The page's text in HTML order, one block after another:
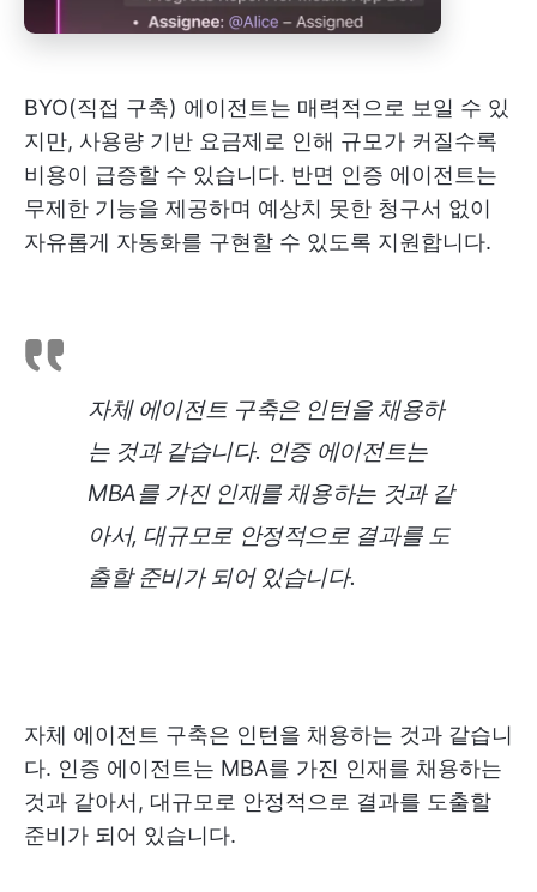
BYO(직접 구축) 에이전트는 매력적으로 보일 수 있
지만, 사용량 기반 요금제로 인해 규모가 커질수록
비용이 급증할 수 있습니다. 반면 인증 에이전트는
무제한 기능을 제공하며 예상치 못한 청구서 없이
자유롭게 자동화를 구현할 수 있도록 지원합니다.
자체 에이전트 구축은 인턴을 채용하
는 것과 같습니다. 인증 에이전트는
MBA를 가진 인재를 채용하는 것과 같
아서, 대규모로 안정적으로 결과를 도
출할 준비가 되어 있습니다.
자체 에이전트 구축은 인턴을 채용하는 것과 같습니
다. 인증 에이전트는 MBA를 가진 인재를 채용하는
것과 같아서, 대규모로 안정적으로 결과를 도출할
준비가 되어 있습니다.